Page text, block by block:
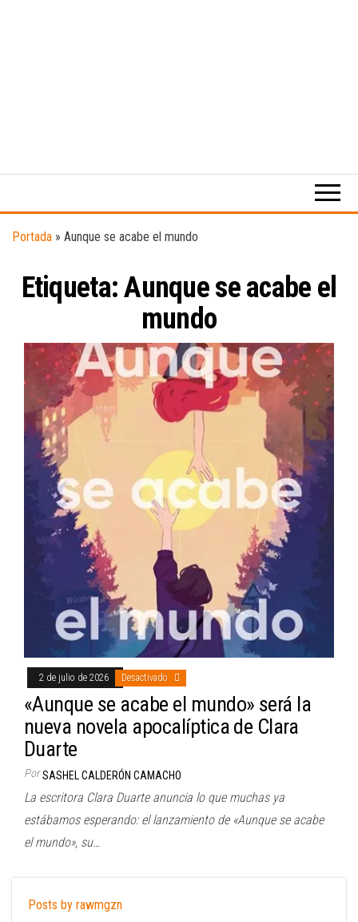
digital
el
Portada » Aunque se acabe el mundo
Etiqueta:Aunque se acabe el
mundo
2 de julio de 2026 Desactivado
«Aunque se acabe el mundo» será la
nueva novela apocalíptica de Clara
Duarte
Por SASHEL CALDERÓN CAMACHO
La escritora Clara Duarte anuncia lo que muchas ya
estábamos esperando: el lanzamiento de «Aunque se acabe
el mundo», su…
Posts by rawmgzn